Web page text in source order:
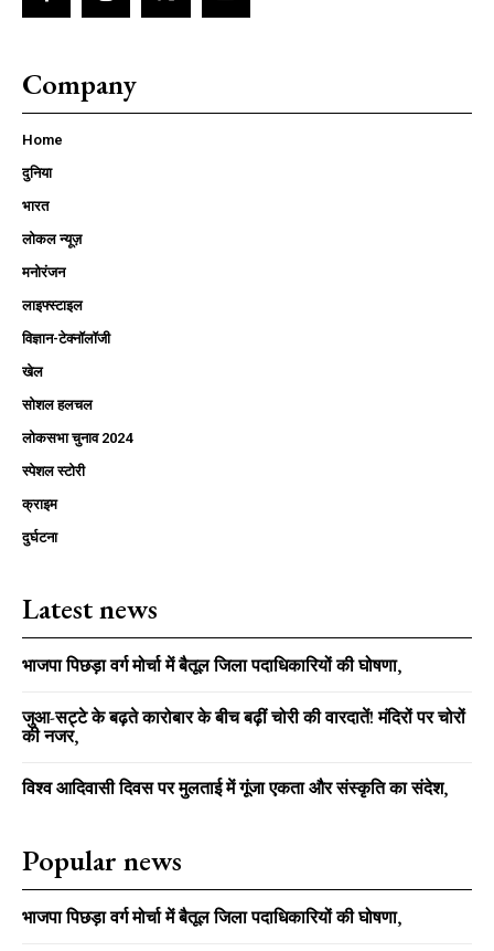
Company
Home
दुनिया
भारत
लोकल न्यूज़
मनोरंजन
लाइफ्स्टाइल
विज्ञान-टेक्नॉलॉजी
खेल
सोशल हलचल
लोकसभा चुनाव 2024
स्पेशल स्टोरी
क्राइम
दुर्घटना
Latest news
भाजपा पिछड़ा वर्ग मोर्चा में बैतूल जिला पदाधिकारियों की घोषणा,
जुआ-सट्टे के बढ़ते कारोबार के बीच बढ़ीं चोरी की वारदातें! मंदिरों पर चोरों
की नजर,
विश्व आदिवासी दिवस पर मुलताई में गूंजा एकता और संस्कृति का संदेश,
Popular news
भाजपा पिछड़ा वर्ग मोर्चा में बैतूल जिला पदाधिकारियों की घोषणा,